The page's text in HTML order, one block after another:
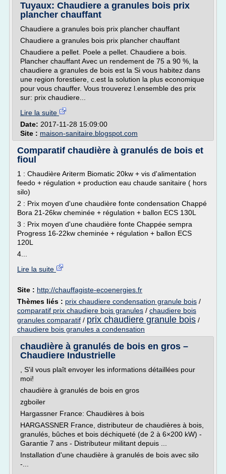
Tuyaux: Chaudiere a granules bois prix
plancher chauffant
Chaudiere a granules bois prix plancher chauffant
Chaudiere a granules bois prix plancher chauffant
Chaudiere a pellet. Poele a pellet. Chaudiere a bois.
Plancher chauffant Avec un rendement de 75 a 90 %, la
chaudiere a granules de bois est la Si vous habitez dans
une region forestiere, c.est la solution la plus economique
pour vous chauffer. Vous trouverez l.ensemble des prix
sur: prix chaudiere...
Lire la suite
Date: 2017-11-28 15:09:00
Site : maison-sanitaire.blogspot.com
Comparatif chaudière à granulés de bois et
fioul
1 : Chaudière Ariterm Biomatic 20kw + vis d'alimentation
feedo + régulation + production eau chaude sanitaire ( hors
silo)
2 : Prix moyen d'une chaudière fonte condensation Chappé
Bora 21-26kw cheminée + régulation + ballon ECS 130L
3 : Prix moyen d'une chaudière fonte Chappée sempra
Progress 16-22kw cheminée + régulation + ballon ECS
120L
4...
Lire la suite
Site : http://chauffagiste-ecoenergies.fr
Thèmes liés : prix chaudiere condensation granule bois /
comparatif prix chaudiere bois granules / chaudiere bois
granules comparatif / prix chaudiere granule bois /
chaudiere bois granules a condensation
chaudière à granulés de bois en gros –
Chaudiere Industrielle
, S'il vous plaît envoyer les informations détaillées pour
moi!
chaudière à granulés de bois en gros
zgboiler
Hargassner France: Chaudières à bois
HARGASSNER France, distributeur de chaudières à bois,
granulés, bûches et bois déchiqueté (de 2 à 6×200 kW) -
Garantie 7 ans - Distributeur militant depuis ...
Installation d'une chaudière à granulés de bois avec silo
-...